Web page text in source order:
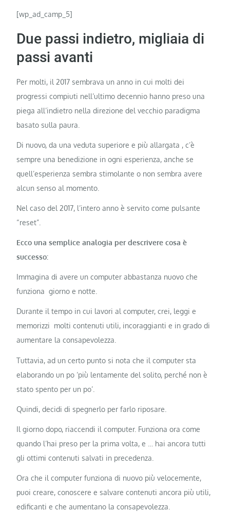
[wp_ad_camp_5]
Due passi indietro, migliaia di
passi avanti
Per molti, il 2017 sembrava un anno in cui molti dei
progressi compiuti nell’ultimo decennio hanno preso una
piega all’indietro nella direzione del vecchio paradigma
basato sulla paura.
Di nuovo, da una veduta superiore e più allargata , c’è
sempre una benedizione in ogni esperienza, anche se
quell’esperienza sembra stimolante o non sembra avere
alcun senso al momento.
Nel caso del 2017, l’intero anno è servito come pulsante
“reset”.
Ecco una semplice analogia per descrivere cosa è
successo:
Immagina di avere un computer abbastanza nuovo che
funziona giorno e notte.
Durante il tempo in cui lavori al computer, crei, leggi e
memorizzi molti contenuti utili, incoraggianti e in grado di
aumentare la consapevolezza.
Tuttavia, ad un certo punto si nota che il computer sta
elaborando un po ‘più lentamente del solito, perché non è
stato spento per un po’.
Quindi, decidi di spegnerlo per farlo riposare.
Il giorno dopo, riaccendi il computer. Funziona ora come
quando l’hai preso per la prima volta, e … hai ancora tutti
gli ottimi contenuti salvati in precedenza.
Ora che il computer funziona di nuovo più velocemente,
puoi creare, conoscere e salvare contenuti ancora più utili,
edificanti e che aumentano la consapevolezza.